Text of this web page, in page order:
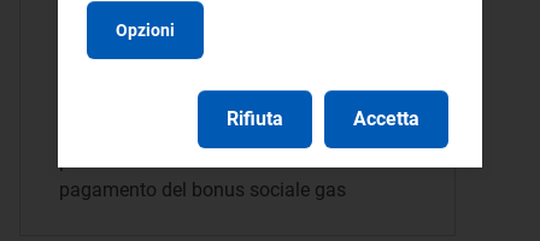
del bonus sociale gas
procedimento sanzionatorio avviato nei
confronti di un’impresa di distribuzione
pagamento del bonus sociale gas
Opzioni
Rifiuta Accetta